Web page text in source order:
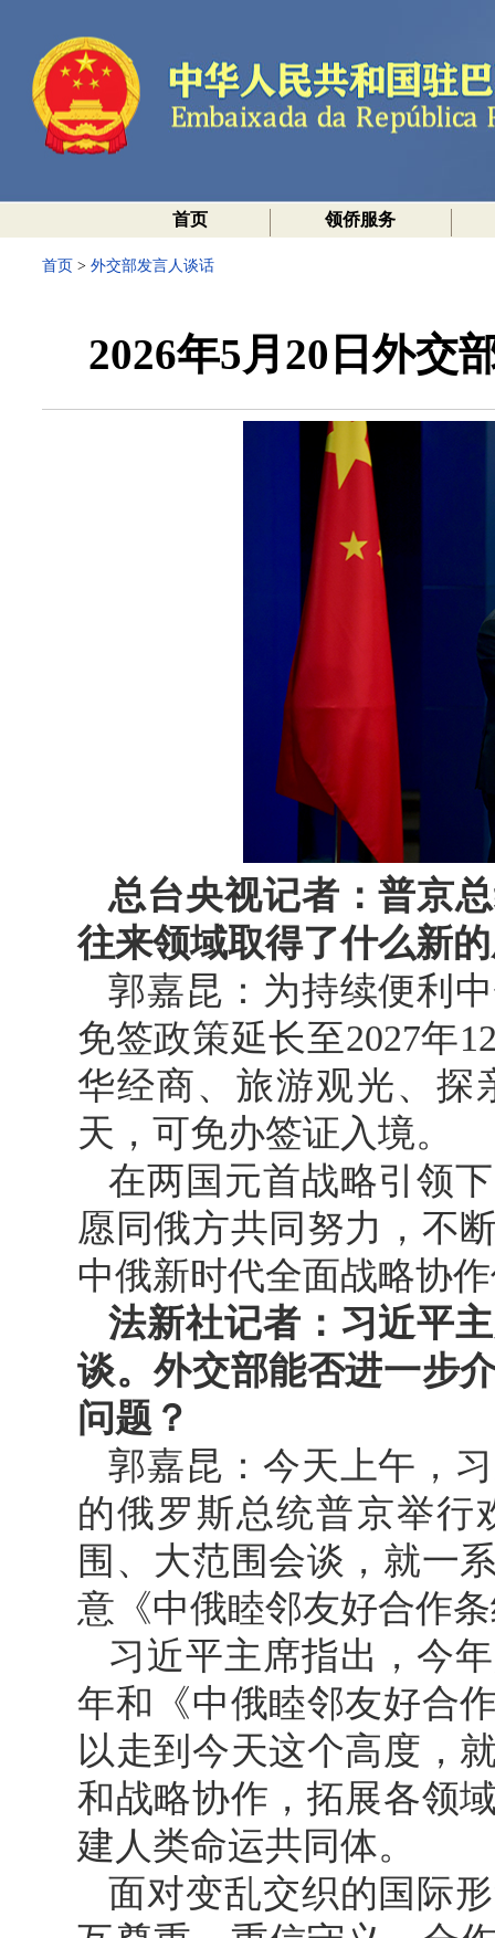
首页 领侨服务
首页 > 外交部发言人谈话
2026年5月20日外交
总台央视记者：普京
往来领域取得了什么新
郭嘉昆：为持续便利
免签政策延长至2027年
华经商、旅游观光、探
天，可免办签证入境。
在两国元首战略引领
愿同俄方共同努力，不
中俄新时代全面战略协
法新社记者：习近平
谈。外交部能否进一步
问题？
郭嘉昆：今天上午，
的俄罗斯总统普京举行
围、大范围会谈，就一
意《中俄睦邻友好合作
习近平主席指出，今
年和《中俄睦邻友好合
以走到今天这个高度，
和战略协作，拓展各领
建人类命运共同体。
面对变乱交织的国际